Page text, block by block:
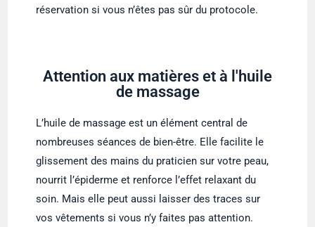
réservation si vous n’êtes pas sûr du protocole.
Attention aux matières et à l'huile
de massage
L’huile de massage est un élément central de
nombreuses séances de bien-être. Elle facilite le
glissement des mains du praticien sur votre peau,
nourrit l’épiderme et renforce l’effet relaxant du
soin. Mais elle peut aussi laisser des traces sur
vos vêtements si vous n’y faites pas attention.